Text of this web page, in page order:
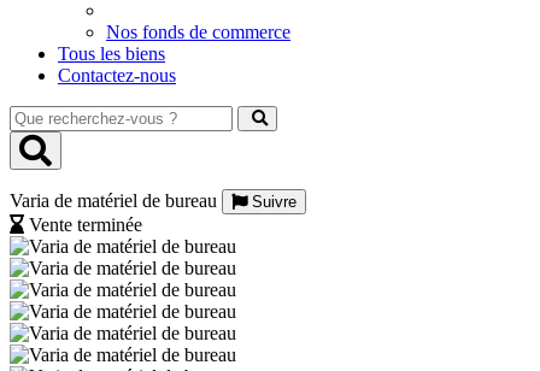
Nos fonds de commerce
Tous les biens
Contactez-nous
Que
recherchez-
vous
Varia de matériel de bureau
Suivre
Vente terminée